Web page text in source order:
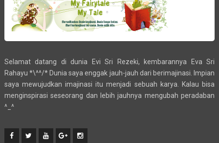
Selamat datang di dunia Evi Sri Rezeki, kembarannya Eva Sri
Rahayu *\^^/* Dunia saya enggak jauh-jauh dari berimajinasi. Impian
saya mewujudkan imajinasi itu menjadi sebuah karya. Kalau bisa
menginspirasi seseorang dan lebih jauhnya mengubah peradaban
^_^